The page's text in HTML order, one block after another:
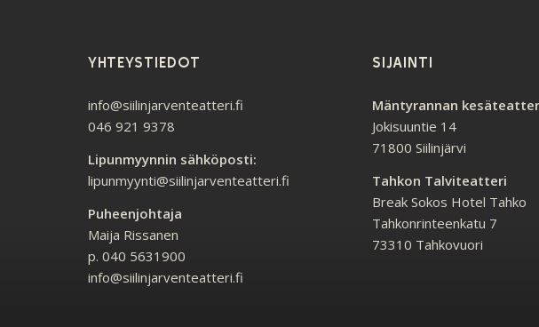
YHTEYSTIEDOT
info@siilinjarventeatteri.fi
046 921 9378
Lipunmyynnin sähköposti:
lipunmyynti@siilinjarventeatteri.fi
Puheenjohtaja
Maija Rissanen
p. 040 5631900
info@siilinjarventeatteri.fi
SIJAINTI
Mäntyrannan
Jokisuuntie 14
71800 Siilinjärvi
Tahkon Talviteatteri
Break Sokos Hotel Tahko
Tahkonrinteenkatu 7
73310 Tahkovuori